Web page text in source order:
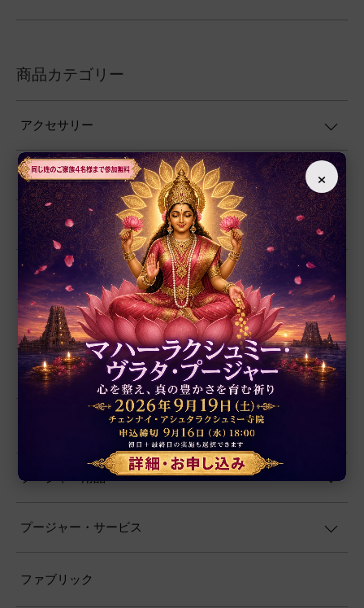
商品カテゴリー
アクセサリー
ルドラークシャ
ヤントラ
数珠
置物
シャーラグラーマ
プージャー用品
プージャー・サービス
ファブリック
×